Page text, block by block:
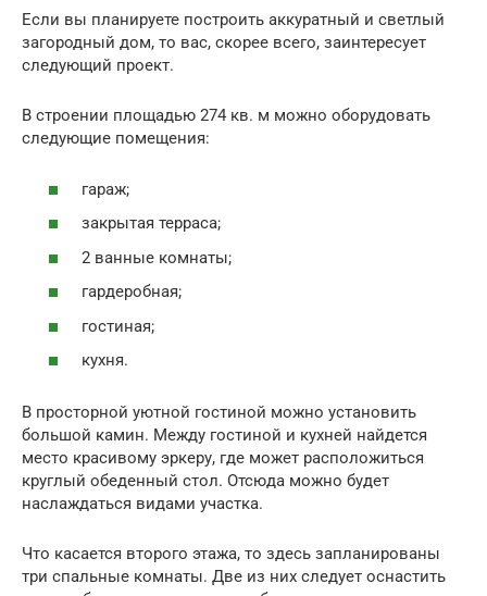
Если вы планируете построить аккуратный и светлый
загородный дом, то вас, скорее всего, заинтересует
следующий проект.
В строении площадью 274 кв. м можно оборудовать
следующие помещения:
гараж;
закрытая терраса;
2 ванные комнаты;
гардеробная;
гостиная;
кухня.
В просторной уютной гостиной можно установить
большой камин. Между гостиной и кухней найдется
место красивому эркеру, где может расположиться
круглый обеденный стол. Отсюда можно будет
наслаждаться видами участка.
Что касается второго этажа, то здесь запланированы
три спальные комнаты. Две из них следует оснастить